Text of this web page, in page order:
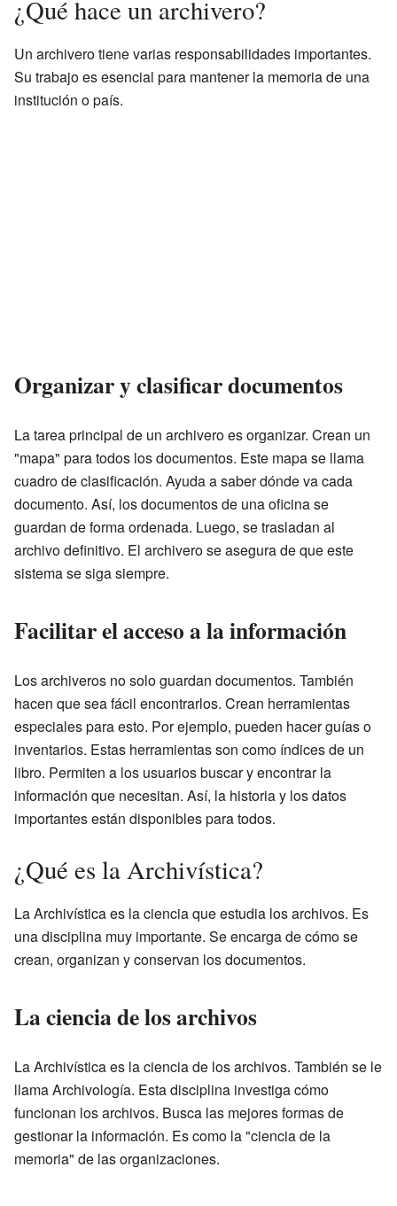
¿Qué hace un archivero?
Un archivero tiene varias responsabilidades importantes.
Su trabajo es esencial para mantener la memoria de una
institución o país.
Organizar y clasificar documentos
La tarea principal de un archivero es organizar. Crean un
"mapa" para todos los documentos. Este mapa se llama
cuadro de clasificación. Ayuda a saber dónde va cada
documento. Así, los documentos de una oficina se
guardan de forma ordenada. Luego, se trasladan al
archivo definitivo. El archivero se asegura de que este
sistema se siga siempre.
Facilitar el acceso a la información
Los archiveros no solo guardan documentos. También
hacen que sea fácil encontrarlos. Crean herramientas
especiales para esto. Por ejemplo, pueden hacer guías o
inventarios. Estas herramientas son como índices de un
libro. Permiten a los usuarios buscar y encontrar la
información que necesitan. Así, la historia y los datos
importantes están disponibles para todos.
¿Qué es la Archivística?
La Archivística es la ciencia que estudia los archivos. Es
una disciplina muy importante. Se encarga de cómo se
crean, organizan y conservan los documentos.
La ciencia de los archivos
La Archivística es la ciencia de los archivos. También se le
llama Archivología. Esta disciplina investiga cómo
funcionan los archivos. Busca las mejores formas de
gestionar la información. Es como la "ciencia de la
memoria" de las organizaciones.